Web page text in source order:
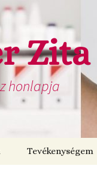
Zita
honlapja
Tevékenységem